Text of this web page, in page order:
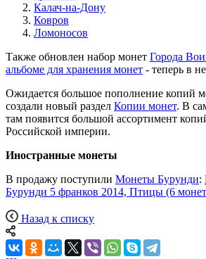
Калач-на-Дону
Ковров
Ломоносов
Также обновлен набор монет Города
альбоме для хранения монет - теперь в
Ожидается большое пополнение копий
создали новый раздел Копии монет. В
там появится большой ассортимент
Российской империи.
Иностранные монеты
В продажу поступили Монеты Бурунди:
Бурунди 5 франков 2014, Птицы (6
Назад к списку